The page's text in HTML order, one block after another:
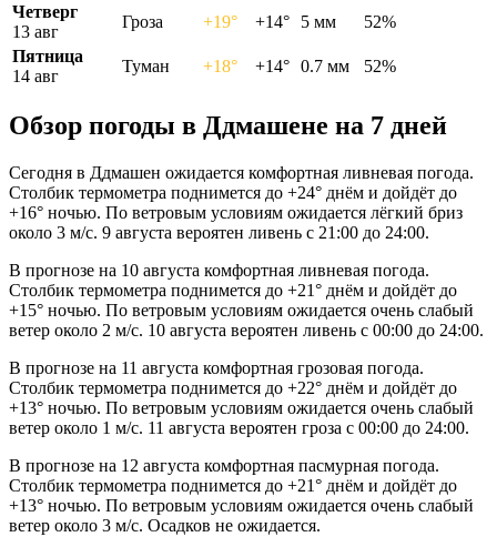
Четверг
13 авг
Гроза +19° +14° 5 мм
52%
Пятница
14 авг
Туман +18° +14° 0.7 мм 52%
Обзор погоды в Ддмашене на 7 дней
Сегодня в Ддмашен ожидается комфортная ливневая погода.
Столбик термометра поднимется до +24° днём и дойдёт до
+16° ночью. По ветровым условиям ожидается лёгкий бриз
около 3 м/с. 9 августа вероятен ливень с 21:00 до 24:00.
В прогнозе на 10 августа комфортная ливневая погода.
Столбик термометра поднимется до +21° днём и дойдёт до
+15° ночью. По ветровым условиям ожидается очень слабый
ветер около 2 м/с. 10 августа вероятен ливень с 00:00 до 24:00.
В прогнозе на 11 августа комфортная грозовая погода.
Столбик термометра поднимется до +22° днём и дойдёт до
+13° ночью. По ветровым условиям ожидается очень слабый
ветер около 1 м/с. 11 августа вероятен гроза с 00:00 до 24:00.
В прогнозе на 12 августа комфортная пасмурная погода.
Столбик термометра поднимется до +21° днём и дойдёт до
+13° ночью. По ветровым условиям ожидается очень слабый
ветер около 3 м/с. Осадков не ожидается.